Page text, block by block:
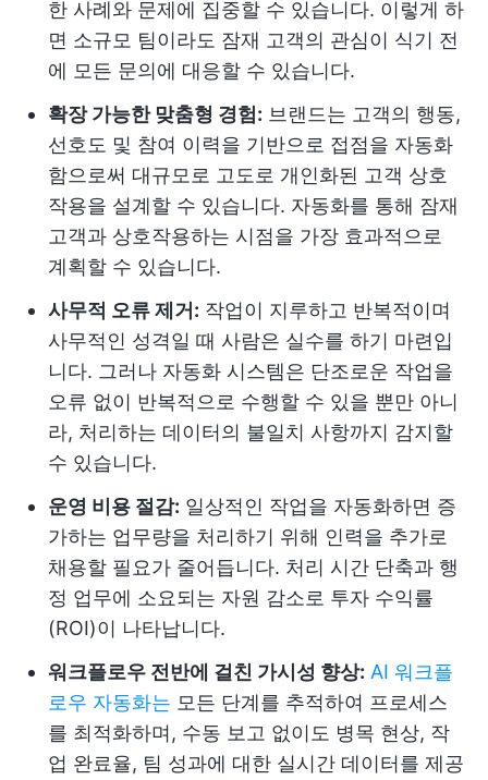
한 사례와 문제에 집중할 수 있습니다. 이렇게 하
면 소규모 팀이라도 잠재 고객의 관심이 식기 전
에 모든 문의에 대응할 수 있습니다.
확장 가능한 맞춤형 경험: 브랜드는 고객의 행동,
선호도 및 참여 이력을 기반으로 접점을 자동화
함으로써 대규모로 고도로 개인화된 고객 상호
작용을 설계할 수 있습니다. 자동화를 통해 잠재
고객과 상호작용하는 시점을 가장 효과적으로
계획할 수 있습니다.
사무적 오류 제거: 작업이 지루하고 반복적이며
사무적인 성격일 때 사람은 실수를 하기 마련입
니다. 그러나 자동화 시스템은 단조로운 작업을
오류 없이 반복적으로 수행할 수 있을 뿐만 아니
라, 처리하는 데이터의 불일치 사항까지 감지할
수 있습니다.
운영 비용 절감: 일상적인 작업을 자동화하면 증
가하는 업무량을 처리하기 위해 인력을 추가로
채용할 필요가 줄어듭니다. 처리 시간 단축과 행
정 업무에 소요되는 자원 감소로 투자 수익률
(ROI)이 나타납니다.
워크플로우 전반에 걸친 가시성 향상: AI 워크플
로우 자동화는 모든 단계를 추적하여 프로세스
를 최적화하며, 수동 보고 없이도 병목 현상, 작
업 완료율, 팀 성과에 대한 실시간 데이터를 제공